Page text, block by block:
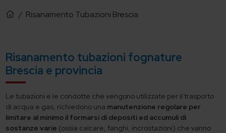
/ Risanamento Tubazioni Brescia
Risanamento tubazioni fognature
Brescia e provincia
Le tubazioni e le condotte che vengono utilizzate per il trasporto
di acqua e gas, richiedono una manutenzione regolare per
limitare al minimo il formarsi di depositi ed accumuli di
sostanze varie (ossia calcare, fanghi, incrostazioni) che vanno